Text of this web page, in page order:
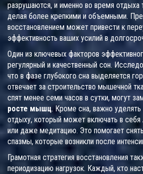
разрушаются, и именно во время отдыха
делая более крепкими и объемными.
восстановлением может привести к
эффективность ваших усилий в
Один из ключевых факторов
регулярный и качественный сон.
что в фазе глубокого сна выделяется
отвечает за строительство мышечной
спят менее семи часов в сутки, могут
росте мышц. Кроме сна, важно
отдыху, который может включать в себя
или даже медитацию. Это помогает
спазмы, которые возникли после
Грамотная стратегия восстановления
периодизацию нагрузок. Каждый, кто